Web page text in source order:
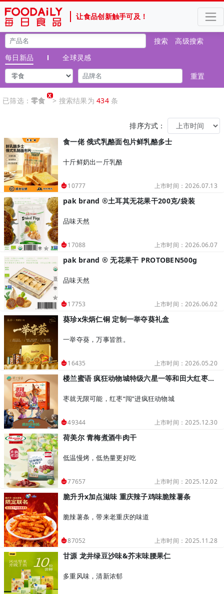
让食品创新触手可及！
搜索
高级搜索
每日新品
全球灵感
重置
已筛选：零食
X
> 搜索结果为434 条
排序方式：
食一佬 俄式乳酪面包片鲜乳酪多士
十斤鲜奶出一斤乳酪
10777 上市时间：2026.07.13
pak brand ®土耳其无花果干200克/袋装
品味天然
17088 上市时间：2026.06.07
pak brand ® 无花果干 PROTOBEN500g
品味天然
17753 上市时间：2026.06.02
葵珍x朱炳仁铜 定制一举夺葵礼盒
一举夺葵，万事皆胜。
16435 上市时间：2026.05.20
楼兰蜜语 疯狂动物城特级六星一等和田大红枣礼盒2kg 枣来福气礼
枣就无限可能，红枣“闯”进疯狂动物城
49344 上市时间：2025.12.30
荷美尔 青梅煮酒牛肉干
低温慢烤，低热量更好吃
77657 上市时间：2025.12.02
脆升升x加点滋味 重庆辣子鸡味脆辣薯条
脆辣薯条，带来老重庆的味道
87052 上市时间：2025.11.28
甘源 龙井绿豆沙味&芥末味腰果仁
多重风味，清新浓郁